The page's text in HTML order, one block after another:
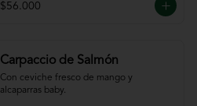
$56.000
Carpaccio de Salmón
Con ceviche fresco de mango y
alcaparras baby.